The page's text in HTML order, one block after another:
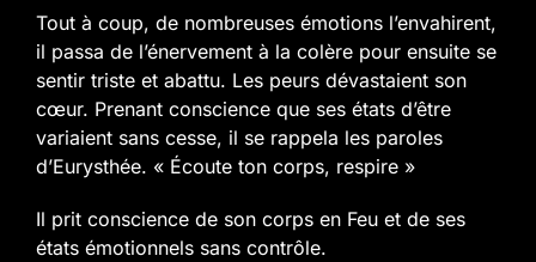
Tout à coup, de nombreuses émotions l’envahirent,
il passa de l’énervement à la colère pour ensuite se
sentir triste et abattu. Les peurs dévastaient son
cœur. Prenant conscience que ses états d’être
variaient sans cesse, il se rappela les paroles
d’Eurysthée. « Écoute ton corps, respire »
Il prit conscience de son corps en Feu et de ses
états émotionnels sans contrôle.